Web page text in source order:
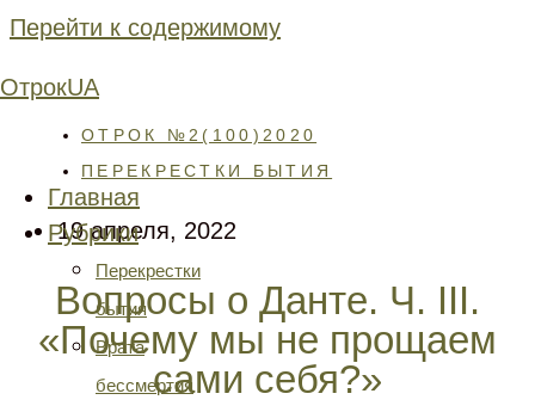
Перейти к содержимому
ОтрокUA
Главная
Рубрики
Перекрестки
бытия
Врата
бессмертия
ОТРОК №2(100)2020
ПЕРЕКРЕСТКИ БЫТИЯ
19 апреля, 2022
Вопросы о Данте. Ч. III.
«Почему мы не прощаем
сами себя?»